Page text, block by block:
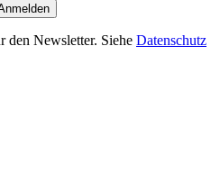
den Newsletter. Siehe Datenschutz